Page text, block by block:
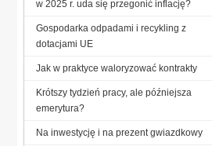
w 2025 r. uda się przegonić inflację?
Gospodarka odpadami i recykling z
dotacjami UE
Jak w praktyce waloryzować kontrakty
Krótszy tydzień pracy, ale późniejsza
emerytura?
Na inwestycję i na prezent gwiazdkowy